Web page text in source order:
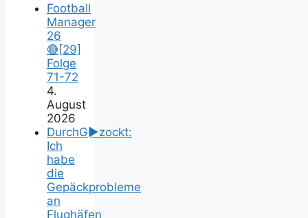
Football
Manager
26
🔴[29]
Folge
71-72
4.
August
2026
DurchG►zockt:
Ich
habe
die
Gepäckprobleme
an
Flughäfen